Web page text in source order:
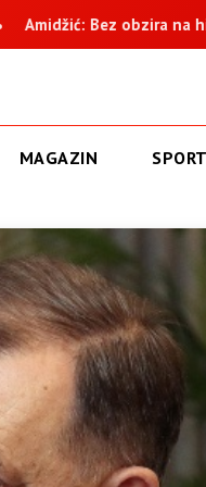
i institucija na
MAGAZIN SPORT